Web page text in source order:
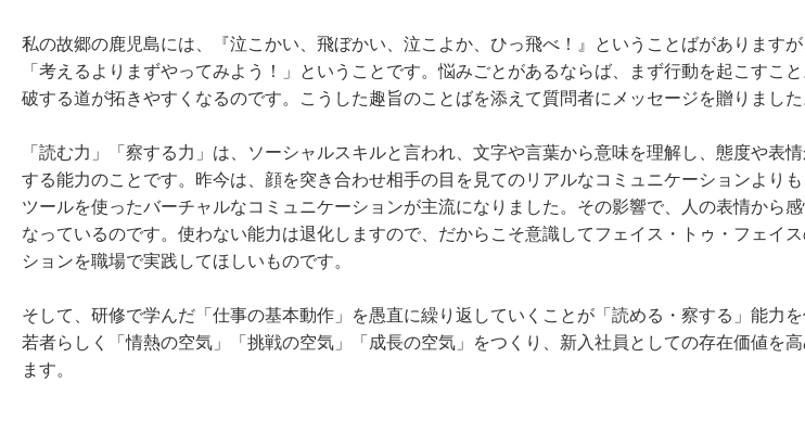
私の故郷の鹿児島には、『泣こかい、飛ぼかい、泣こよか、ひっ飛べ！』ということばがあります
「考えるよりまずやってみよう！」ということです。悩みごとがあるならば、まず行動を起こすこ
破する道が拓きやすくなるのです。こうした趣旨のことばを添えて質問者にメッセージを贈りました
「読む力」「察する力」は、ソーシャルスキルと言われ、文字や言葉から意味を理解し、態度や表
する能力のことです。昨今は、顔を突き合わせ相手の目を見てのリアルなコミュニケーションより
ツールを使ったバーチャルなコミュニケーションが主流になりました。その影響で、人の表情から
なっているのです。使わない能力は退化しますので、だからこそ意識してフェイス・トゥ・フェイ
ションを職場で実践してほしいものです。
そして、研修で学んだ「仕事の基本動作」を愚直に繰り返していくことが「読める・察する」能力を
若者らしく「情熱の空気」「挑戦の空気」「成長の空気」をつくり、新入社員としての存在価値を
ます。